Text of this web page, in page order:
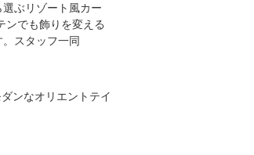
ぶリゾート風カー
ンでも飾りを変える
スタッフ一同
ンなオリエントテイ